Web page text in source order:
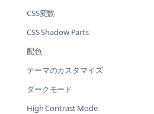
CSS変数
CSS Shadow Parts
配色
テーマのカスタマイズ
ダークモード
High Contrast Mode